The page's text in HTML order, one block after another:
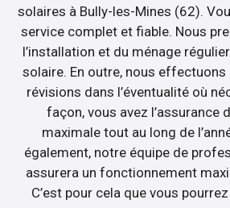
solaires à Bully-les-Mines (62).
service complet et fiable. Nous
l’installation et du ménage
solaire. En outre, nous
révisions dans l’éventualité où
façon, vous avez l’assurance
maximale tout au long de
également, notre équipe de
assurera un fonctionnement
C’est pour cela que vous